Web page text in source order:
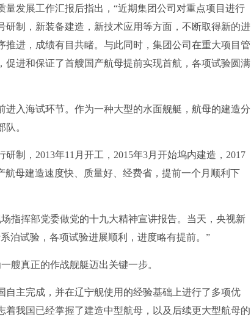
量发展工作汇报后指出，“近期集团公司对重点项目进行
制，新装备建造，新技术应用等方面，不断取得新的进
进，成绩有目共睹。与此同时，集团公司在重大项目管
进和保证了首艘国产航母提前实现首航，各项试验圆满
入海试环节。作为一种大型的水面舰艇，航母的建造分
。
制，2013年11月开工，2015年3月开始坞内建造，2017
母建造速度快、质量好、经费省，提前一个月顺利下
指挥部党委做党的十九大精神宣讲报告。当天，央视新
泊试验，各项试验进展顺利，进度略有提前。”
艘真正的作战舰艇迈出关键一步。
主完成，并在辽宁舰使用的经验基础上进行了多项优
我国已经掌握了建造中型航母，以及后续更大型航母的